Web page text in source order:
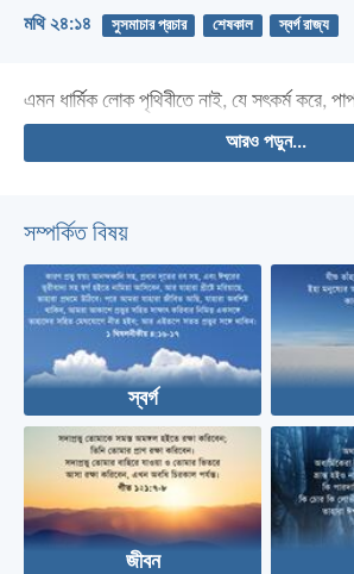
মথি ২৪:১৪ সুসমাচার প্রচার শেষকাল স্বর্গ রাজ্য
এমন ধার্মিক লোক পৃথিবীতে নাই, যে সৎকর্ম করে,
আরও পড়ুন...
সম্পর্কিত বিষয়
স্বর্গ
জীবন